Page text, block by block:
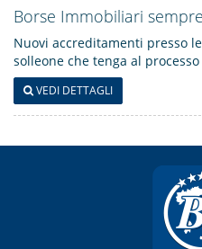
Borse Immobiliari
Nuovi accreditamenti presso
solleone che tenga al
VEDI DETTAGLI